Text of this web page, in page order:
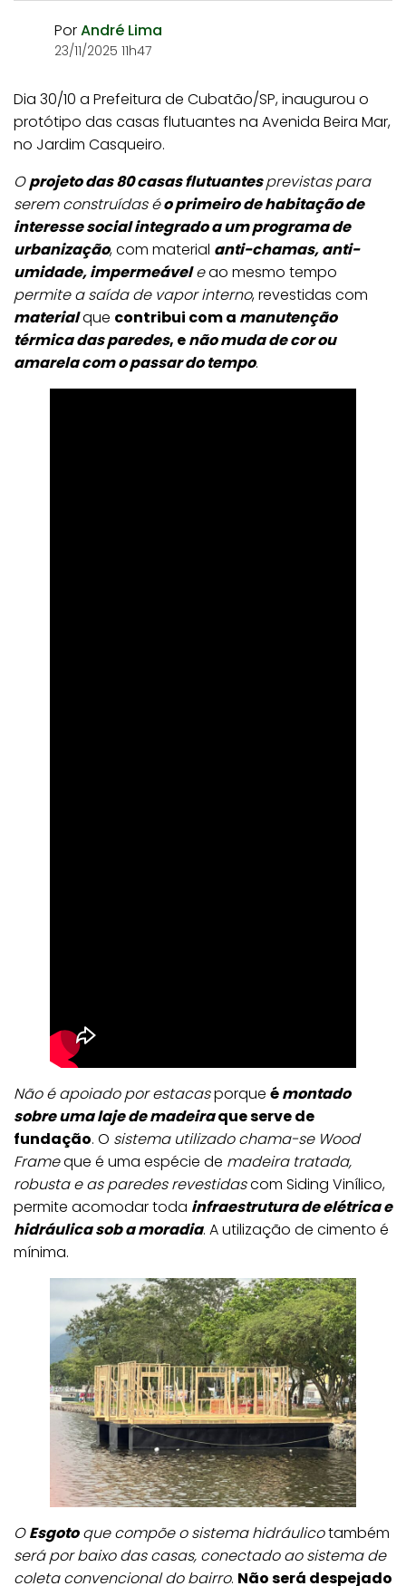
PorAndré Lima
23/11/2025 11h47
Dia 30/10 a Prefeitura de Cubatão/SP, inaugurou o
protótipo das casas flutuantes na Avenida Beira Mar,
no Jardim Casqueiro.
Oprojeto das 80 casas flutuantesprevistas para
serem construídas éo primeiro de habitação de
interesse social integrado a um programa de
urbanização, com material anti-chamas, anti-
umidade, impermeáveleao mesmo tempo
permite a saída de vapor interno, revestidas com
materialque contribui com a manutenção
térmica das paredes, enão muda de cor ou
amarela com o passar do tempo.
Não é apoiado por estacasporque émontado
sobre uma laje de madeiraque serve de
fundação. O sistema utilizado chama-se Wood
Frameque é uma espécie de madeira tratada,
robusta e as paredes revestidascom Siding Vinílico,
permite acomodar toda infraestrutura de elétrica e
hidráulica sob a moradia. A utilização de cimento é
mínima.
OEsgotoque compõe o sistema hidráulicotambém
será por baixo das casas, conectado ao sistema de
coleta convencional do bairro. Não será despejado